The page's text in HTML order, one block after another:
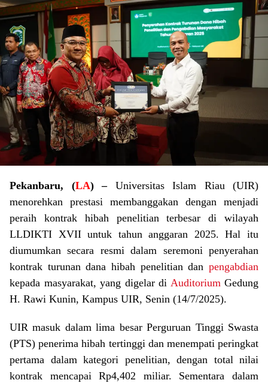
Pekanbaru, (LA) –Universitas Islam Riau (UIR)
menorehkan prestasi membanggakan dengan menjadi
peraih kontrak hibah penelitian terbesar di wilayah
LLDIKTI XVII untuk tahun anggaran 2025. Hal itu
diumumkan secara resmi dalam seremoni penyerahan
kontrak turunan dana hibah penelitian dan pengabdian
kepada masyarakat, yang digelar di AuditoriumGedung
H. Rawi Kunin, Kampus UIR, Senin (14/7/2025).
UIR masuk dalam lima besar Perguruan Tinggi Swasta
(PTS) penerima hibah tertinggi dan menempati peringkat
pertama dalam kategori penelitian, dengan total nilai
kontrak mencapai Rp4,402 miliar. Sementara dalam